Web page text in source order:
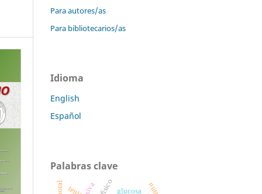
Para autores/as
Para bibliotecarios/as
Idioma
English
Español
Palabras clave
glucosa